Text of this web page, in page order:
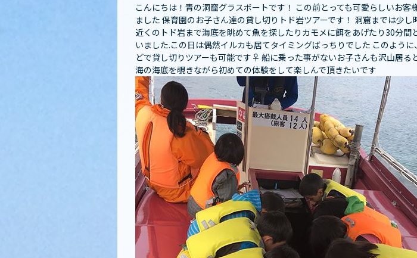
こんにちは︎！青の洞窟グラスボートです！ この前とっても可愛らしいお客
ました 保育園のお子さん達の貸し切りトド岩ツアーです！ 洞窟までは少
近くのトド岩まで海底を眺めて魚を探したりカモメに餌をあげたり30分間
いました️.この日は偶然イルカも居てタイミングばっちりでした このよう
どで貸し切りツアーも可能です‍♀️ 船に乗った事がないお子さんも沢山居る
海の海底を覗きながら初めての体験をして楽しんで頂きたいです